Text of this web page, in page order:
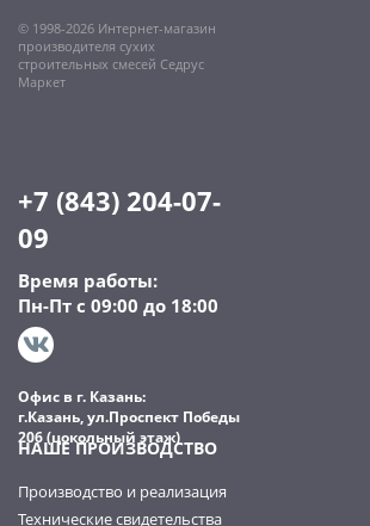
© 1998-2026 Интернет-магазин
производителя сухих
строительных смесей Седрус
Маркет
+7 (843) 204-07-
09
Время работы:
Пн-Пт с 09:00 до 18:00
Офис в г. Казань:
г.Казань, ул.Проспект Победы
206 (цокольный этаж)
НАШЕ ПРОИЗВОДСТВО
Производство и реализация
Технические свидетельства